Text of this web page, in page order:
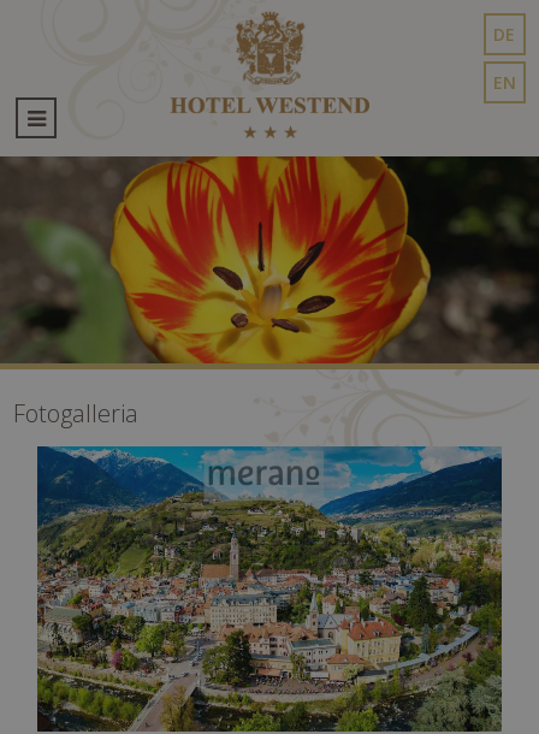
DE
EN
Fotogalleria